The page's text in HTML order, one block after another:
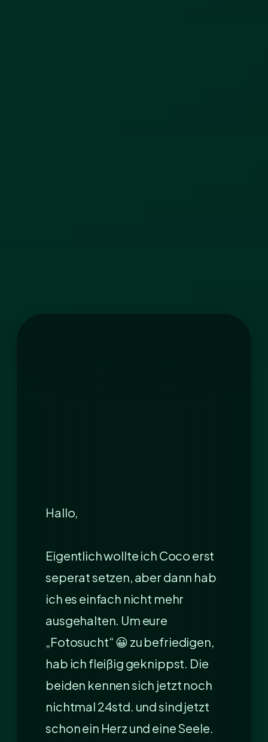
Hallo,
Eigentlich wollte ich Coco erst
seperat setzen, aber dann hab
ich es einfach nicht mehr
ausgehalten. Um eure
„Fotosucht“ 😀 zu befriedigen,
hab ich fleißig geknippst. Die
beiden kennen sich jetzt noch
nichtmal 24std. und sind jetzt
schon ein Herz und eine Seele.